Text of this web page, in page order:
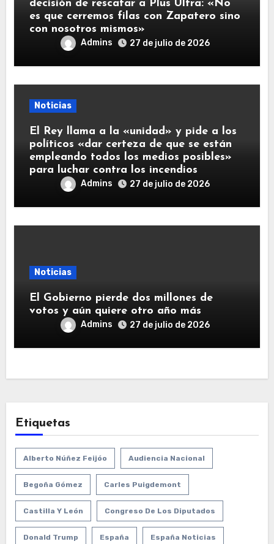
decisión de rescatar a Plus Ultra: «No
es que cerremos filas con Zapatero sino
con nosotros mismos»
Admins 27 de julio de 2026
Noticias
El Rey llama a la «unidad» y pide a los
políticos «dar certeza de que se están
empleando todos los medios posibles»
para luchar contra los incendios
Admins 27 de julio de 2026
Noticias
El Gobierno pierde dos millones de
votos y aún quiere otro año más
Admins 27 de julio de 2026
Etiquetas
Alberto Núñez Feijóo Audiencia Nacional
Begoña Gómez Carles Puigdemont
Castilla Y León Congreso De Los Diputados
Donald Trump España España Noticias